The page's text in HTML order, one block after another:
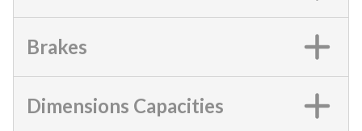
Brakes
Dimensions Capacities